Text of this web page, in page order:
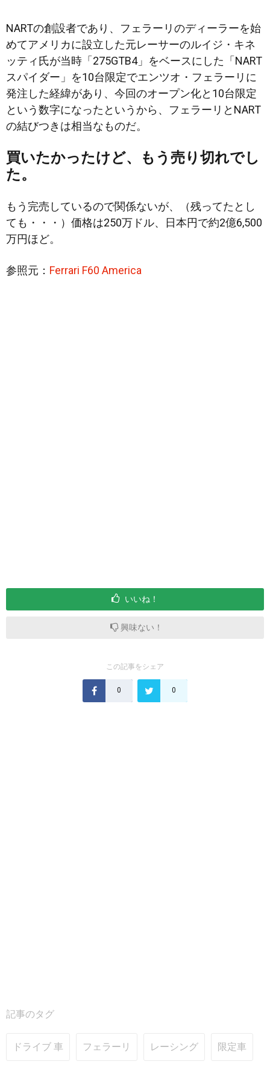
NARTの創設者であり、フェラーリのディーラーを始
めてアメリカに設立した元レーサーのルイジ・キネ
ッティ氏が当時「275GTB4」をベースにした「NART
スパイダー」を10台限定でエンツオ・フェラーリに
発注した経緯があり、今回のオープン化と10台限定
という数字になったというから、フェラーリとNART
の結びつきは相当なものだ。
買いたかったけど、もう売り切れでし
た。
もう完売しているので関係ないが、（残ってたとし
ても・・・）価格は250万ドル、日本円で約2億6,500
万円ほど。
参照元： Ferrari F60 America
いいね！
興味ない！
この記事をシェア
0 0
記事のタグ
ドライブ 車 フェラーリ レーシング 限定車